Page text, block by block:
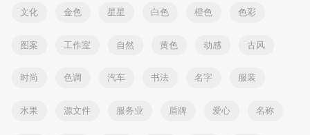
文化 金色 星星 白色 橙色 色彩
图案 工作室 自然 黄色 动感 古风
时尚 色调 汽车 书法 名字 服装
水果 源文件 服务业 盾牌 爱心 名称